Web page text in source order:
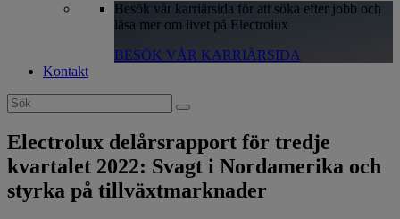
Besök vår karriärsida för att söka efter jobb och
läsa mer om livet på Electrolux
BESÖK VÅR KARRIÄRSIDA
Kontakt
Search
for:
Electrolux delårsrapport för tredje
kvartalet 2022: Svagt i Nordamerika och
styrka på tillväxtmarknader